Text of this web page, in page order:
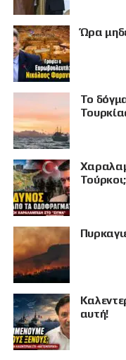
Ώρα
Το
Τούρκοι;
αυτή!